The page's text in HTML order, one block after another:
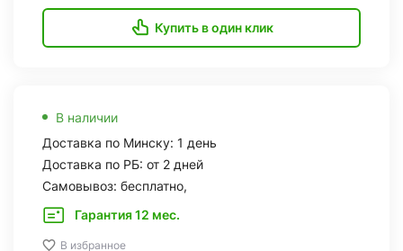
Купить в один клик
В наличии
Доставка по Минску: 1 день
Доставка по РБ: от 2 дней
Самовывоз: бесплатно,
Гарантия 12 мес.
В избранное